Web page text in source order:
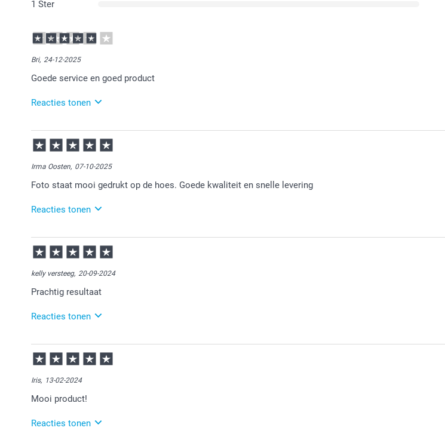
1 Ster
Bri, 24-12-2025
Goede service en goed product
Reacties tonen
29-12-2025
15:11
Veel plezier van de laptophoes.
Irma Oosten, 07-10-2025
Foto staat mooi gedrukt op de hoes. Goede kwaliteit en snelle levering
Reacties tonen
08-10-2025
16:28
Bedankt voor je review. Fijn dat je tevreden bent over de kwaliteit van je sleeve. Heel veel plezier er
van!
kelly versteeg, 20-09-2024
Prachtig resultaat
Reacties tonen
26-09-2024
10:46
Bedankt voor je review. Wat leuk om te horen dat je blij bent met je ontvangen laptop sleeve. Heel
veel plezier ervan en graag tot een volgende keer.
Iris, 13-02-2024
Mooi product!
Reacties tonen